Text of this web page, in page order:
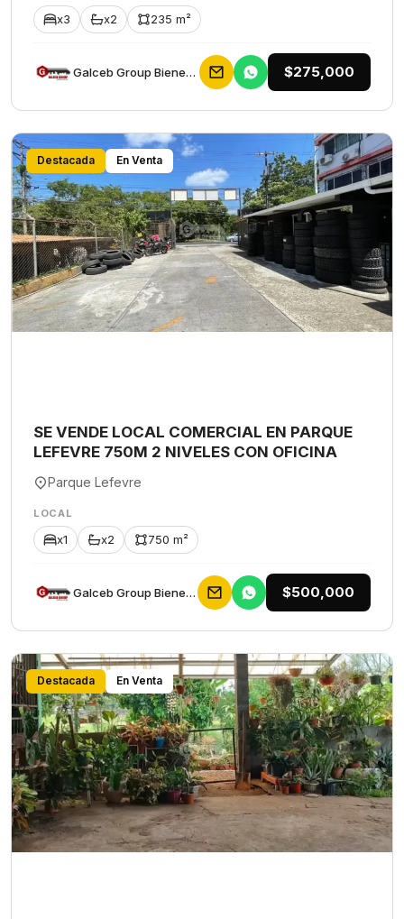
x3 x2 235 m²
Galceb Group Bienes Raices $275,000
Destacada En Venta
SE VENDE LOCAL COMERCIAL EN PARQUE
LEFEVRE 750M 2 NIVELES CON OFICINA
Parque Lefevre
LOCAL
x1 x2 750 m²
Galceb Group Bienes Raices $500,000
Destacada En Venta